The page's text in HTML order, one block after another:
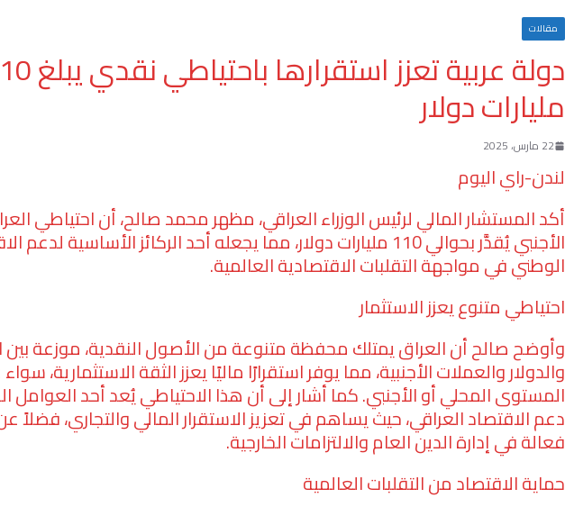
مقالات
دولة عربية تعزز
مليارات دولار
22 مارس، 2025
لندن-راي اليوم
أكد المستشار المالي لرئيس الوزراء العراقي، مظهر محمد صالح، أن احتياطي
الأجنبي يُقدَّر بحوالي 110 مليارات دولار، مما يجعله أحد الركائز الأساسية لدعم
الوطني في مواجهة التقلبات الاقتصادية العالمية.
احتياطي متنوع يعزز الاستثمار
وأوضح صالح أن العراق يمتلك محفظة متنوعة من الأصول النقدية، موزعة
والدولار والعملات الأجنبية، مما يوفر استقرارًا ماليًا يعزز الثقة الاستثمارية،
المستوى المحلي أو الأجنبي. كما أشار إلى أن هذا الاحتياطي يُعد أحد
دعم الاقتصاد العراقي، حيث يساهم في تعزيز الاستقرار المالي والتجاري، فضلاً
فعالة في إدارة الدين العام والالتزامات الخارجية.
حماية الاقتصاد من التقلبات العالمية